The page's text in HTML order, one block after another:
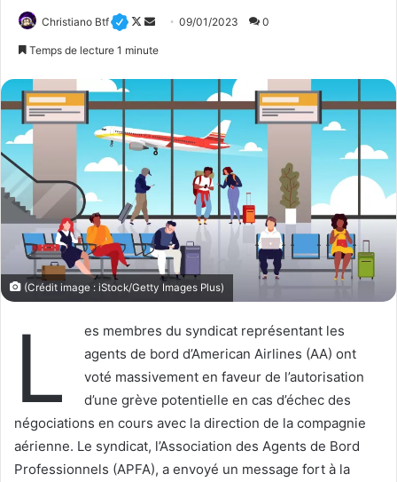
Christiano Btf
F
o
w
o
n
X
y
e
r
c
o
u
r
r
l
09/01/2023 0
Temps de lecture 1 minute
(Crédit image : iStock/Getty Images Plus)
L
es membres du syndicat représentant les
agents de bord d’American Airlines (AA) ont
voté massivement en faveur de l’autorisation
d’une grève potentielle en cas d’échec des
négociations en cours avec la direction de la compagnie
aérienne. Le syndicat, l’Association des Agents de Bord
Professionnels (APFA), a envoyé un message fort à la